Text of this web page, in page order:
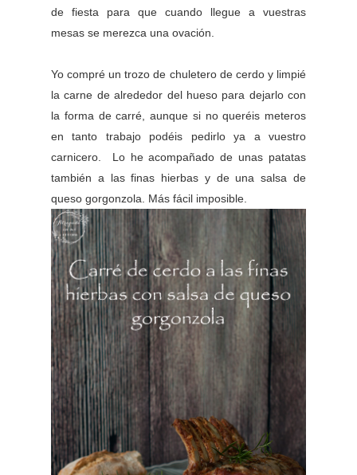
de fiesta para que cuando llegue a vuestras
mesas se merezca una ovación.
Yo compré un trozo de chuletero de cerdo y limpié
la carne de alrededor del hueso para dejarlo con
la forma de carré, aunque si no queréis meteros
en tanto trabajo podéis pedirlo ya a vuestro
carnicero. Lo he acompañado de unas patatas
también a las finas hierbas y de una salsa de
queso gorgonzola. Más fácil imposible.